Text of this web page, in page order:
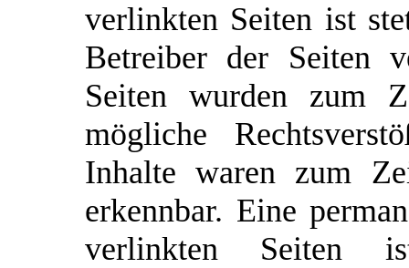
verlinkten Seiten ist
Betreiber der Seiten
Seiten wurden zum
mögliche
Inhalte waren zum
erkennbar. Eine
verlinkten Seiten